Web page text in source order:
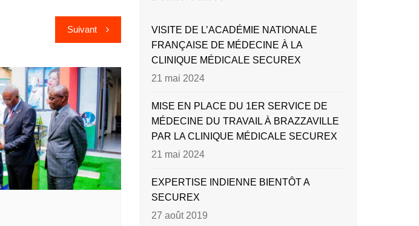
Suivant
VISITE DE L’ACADÉMIE NATIONALE
FRANÇAISE DE MÉDECINE À LA
CLINIQUE MÉDICALE SECUREX
21 mai 2024
MISE EN PLACE DU 1ER SERVICE DE
MÉDECINE DU TRAVAIL À BRAZZAVILLE
PAR LA CLINIQUE MÉDICALE SECUREX
21 mai 2024
EXPERTISE INDIENNE BIENTÔT A
SECUREX
27 août 2019